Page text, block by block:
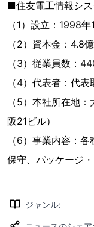
■住友電工情報シ
（1）設立：1998年
（2）資本金：4.8
（3）従業員数：
（4）代表者：代
（5）本社所在地
阪21ビル）
（6）事業内容：
保守、パッケージ
ジャンル: